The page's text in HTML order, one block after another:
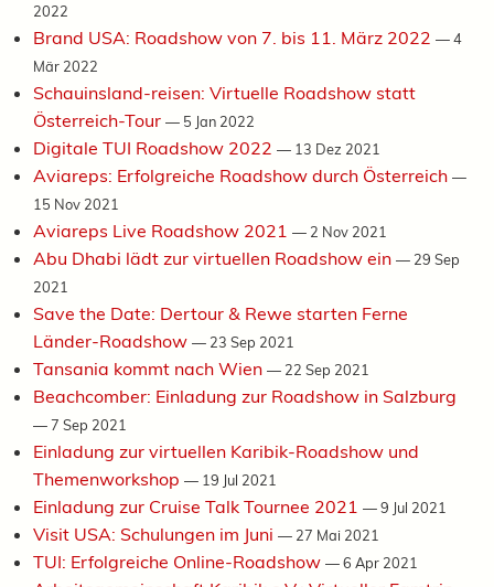
2022
Brand USA: Roadshow von 7. bis 11. März 2022 —4
Mär 2022
Schauinsland-reisen: Virtuelle Roadshow statt
Österreich-Tour — 5 Jan 2022
Digitale TUI Roadshow 2022 — 13 Dez 2021
Aviareps: Erfolgreiche Roadshow durch Österreich —
15 Nov 2021
Aviareps Live Roadshow 2021 — 2 Nov 2021
Abu Dhabi lädt zur virtuellen Roadshow ein — 29 Sep
2021
Save the Date: Dertour & Rewe starten Ferne
Länder-Roadshow — 23 Sep 2021
Tansania kommt nach Wien — 22 Sep 2021
Beachcomber: Einladung zur Roadshow in Salzburg
—7 Sep 2021
Einladung zur virtuellen Karibik-Roadshow und
Themenworkshop — 19 Jul 2021
Einladung zur Cruise Talk Tournee 2021 —9 Jul 2021
Visit USA: Schulungen im Juni — 27 Mai 2021
TUI: Erfolgreiche Online-Roadshow —6 Apr 2021